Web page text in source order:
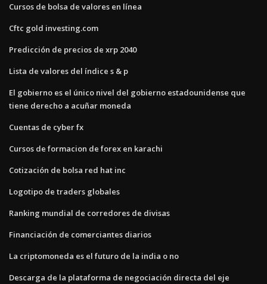
Cursos de bolsa de valores en línea
Cftc gold investing.com
Predicción de precios de xrp 2040
Lista de valores del índice s & p
El gobierno es el único nivel del gobierno estadounidense que
tiene derecho a acuñar moneda
Cuentas de cyber fx
Cursos de formacion de forex en karachi
Cotización de bolsa red hat inc
Logotipo de traders globales
Ranking mundial de corredores de divisas
Financiación de comerciantes diarios
La criptomoneda es el futuro de la india o no
Descarga de la plataforma de negociación directa del eje